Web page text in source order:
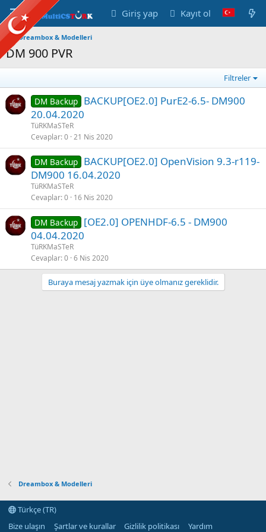
Giriş yap Kayıt ol
Dreambox & Modelleri
DM 900 PVR
Filtreler
DM Backup BACKUP[OE2.0] PurE2-6.5- DM900
20.04.2020
TüRKMaSTeR
Cevaplar 0 21 Nis 2020
DM Backup BACKUP[OE2.0] OpenVision 9.3-r119-
DM900 16.04.2020
TüRKMaSTeR
Cevaplar 0 16 Nis 2020
DM Backup [OE2.0] OPENHDF-6.5 - DM900
04.04.2020
TüRKMaSTeR
Cevaplar 0 6 Nis 2020
Buraya mesaj yazmak için üye olmanız gereklidir.
Dreambox & Modelleri
Türkçe (TR)
Bize ulaşın
Şartlar ve kurallar Gizlilik politikası
Yardım